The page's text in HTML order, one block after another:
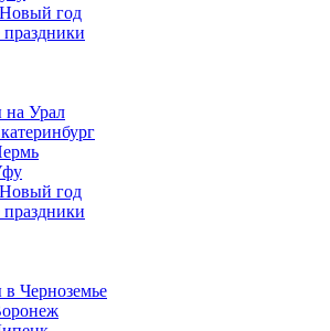
год
на Урал
год
Черноземье